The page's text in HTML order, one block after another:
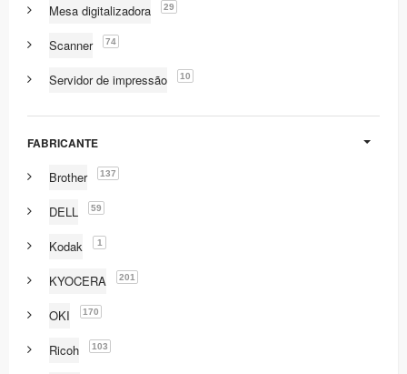
Mesa digitalizadora 29
Scanner 74
Servidor de impressão 10
FABRICANTE
Brother 137
DELL 59
Kodak 1
KYOCERA 201
OKI 170
Ricoh 103